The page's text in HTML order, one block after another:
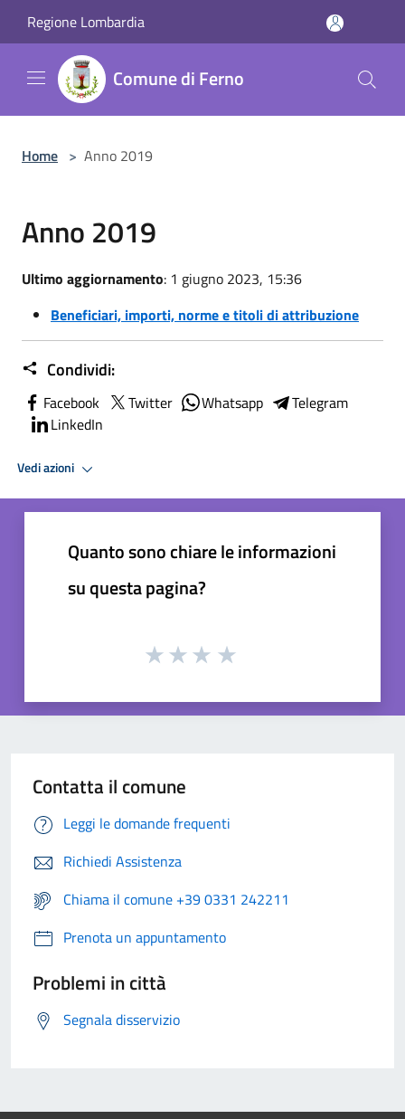
Regione Lombardia
Comune di Ferno
Home > Anno 2019
Anno 2019
Ultimo aggiornamento: 1 giugno 2023, 15:36
Beneficiari, importi, norme e titoli di attribuzione
Condividi:
Facebook Twitter Whatsapp
Telegram
LinkedIn
Vedi azioni
Quanto sono chiare le informazioni
su questa pagina?
Contatta il comune
Leggi le domande frequenti
Richiedi Assistenza
Chiama il comune +39 0331 242211
Prenota un appuntamento
Problemi in città
Segnala disservizio